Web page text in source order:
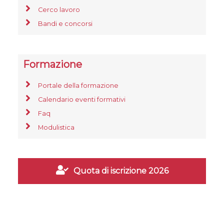
Cerco lavoro
Bandi e concorsi
Formazione
Portale della formazione
Calendario eventi formativi
Faq
Modulistica
Quota di iscrizione 2026